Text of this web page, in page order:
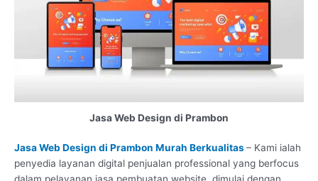
Jasa Web Design di Prambon
Jasa Web Design di Prambon Murah Berkualitas– Kami ialah
penyedia layanan digital penjualan professional yang berfocus